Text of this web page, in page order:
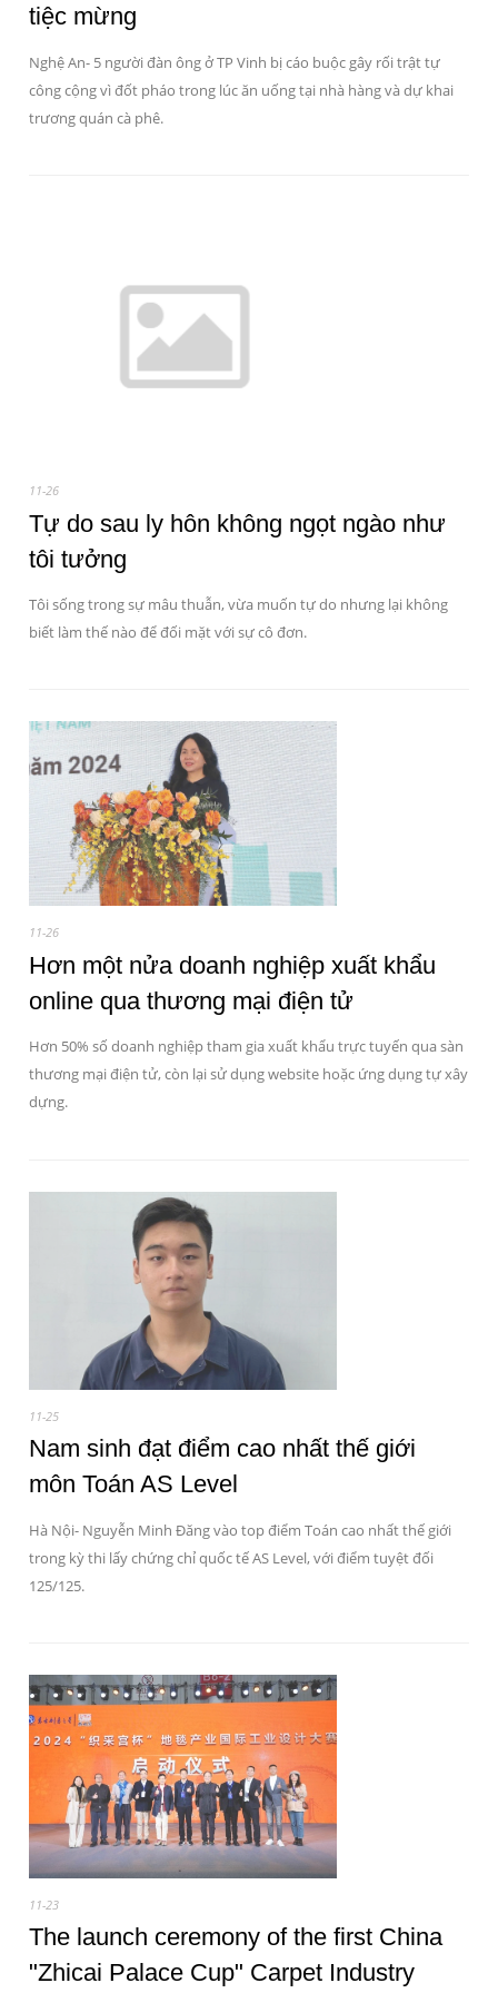
tiệc mừng
Nghệ An- 5 người đàn ông ở TP Vinh bị cáo buộc gây rối trật tự
công cộng vì đốt pháo trong lúc ăn uống tại nhà hàng và dự khai
trương quán cà phê.
11-26
Tự do sau ly hôn không ngọt ngào như
tôi tưởng
Tôi sống trong sự mâu thuẫn, vừa muốn tự do nhưng lại không
biết làm thế nào để đối mặt với sự cô đơn.
11-26
Hơn một nửa doanh nghiệp xuất khẩu
online qua thương mại điện tử
Hơn 50% số doanh nghiệp tham gia xuất khẩu trực tuyến qua sàn
thương mại điện tử, còn lại sử dụng website hoặc ứng dụng tự xây
dựng.
11-25
Nam sinh đạt điểm cao nhất thế giới
môn Toán AS Level
Hà Nội- Nguyễn Minh Đăng vào top điểm Toán cao nhất thế giới
trong kỳ thi lấy chứng chỉ quốc tế AS Level, với điểm tuyệt đối
125/125.
11-23
The launch ceremony of the first China
"Zhicai Palace Cup" Carpet Industry